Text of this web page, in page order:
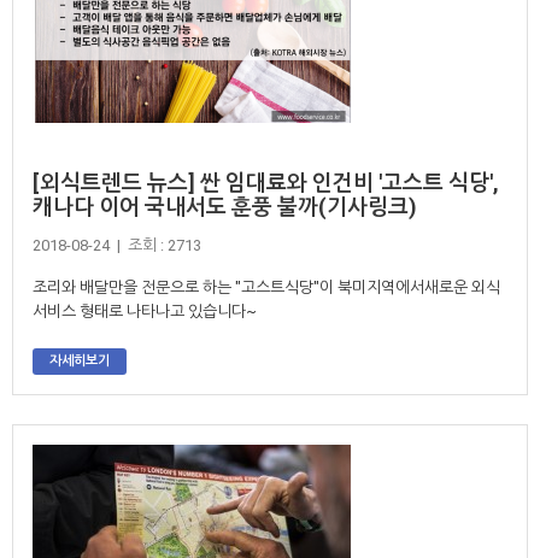
[외식트렌드 뉴스] 싼 임대료와 인건비 '고스트 식당',
캐나다 이어 국내서도 훈풍 불까(기사링크)
2018-08-24 | 조회 : 2713
조리와 배달만을 전문으로 하는 "고스트식당"이 북미지역에서새로운 외식
서비스 형태로 나타나고 있습니다~
자세히보기